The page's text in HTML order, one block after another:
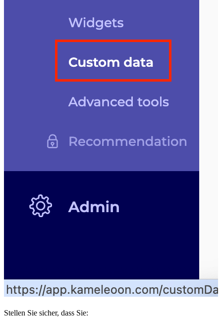
Stellen Sie sicher, dass Sie: